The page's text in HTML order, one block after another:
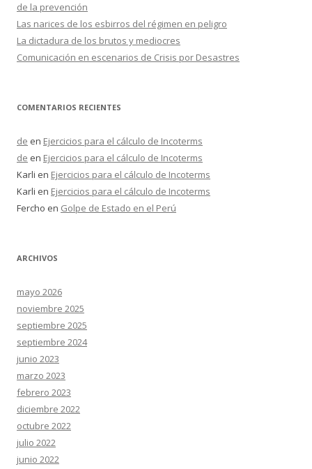
de la prevención
Las narices de los esbirros del régimen en peligro
La dictadura de los brutos y mediocres
Comunicación en escenarios de Crisis por Desastres
COMENTARIOS RECIENTES
de en Ejercicios para el cálculo de Incoterms
de en Ejercicios para el cálculo de Incoterms
Karli en Ejercicios para el cálculo de Incoterms
Karli en Ejercicios para el cálculo de Incoterms
Fercho en Golpe de Estado en el Perú
ARCHIVOS
mayo 2026
noviembre 2025
septiembre 2025
septiembre 2024
junio 2023
marzo 2023
febrero 2023
diciembre 2022
octubre 2022
julio 2022
junio 2022